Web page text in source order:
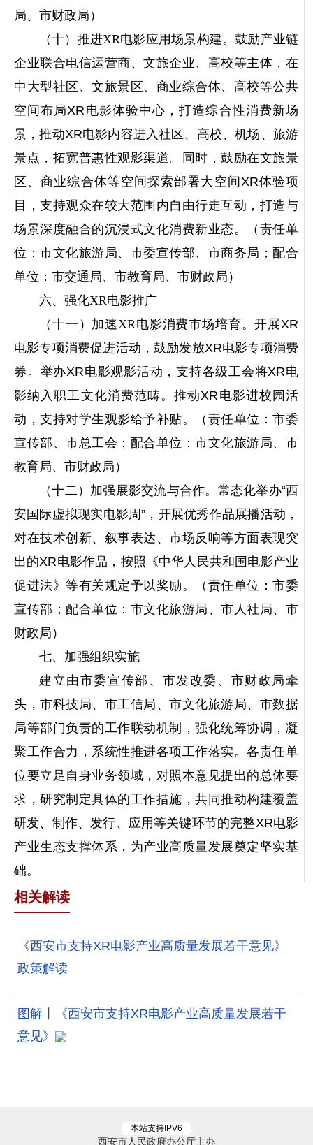
局、市财政局）
（十）推进XR电影应用场景构建。鼓励产业链
企业联合电信运营商、文旅企业、高校等主体，在
中大型社区、文旅景区、商业综合体、高校等公共
空间布局XR电影体验中心，打造综合性消费新场
景，推动XR电影内容进入社区、高校、机场、旅游
景点，拓宽普惠性观影渠道。同时，鼓励在文旅景
区、商业综合体等空间探索部署大空间XR体验项
目，支持观众在较大范围内自由行走互动，打造与
场景深度融合的沉浸式文化消费新业态。（责任单
位：市文化旅游局、市委宣传部、市商务局；配合
单位：市交通局、市教育局、市财政局）
六、强化XR电影推广
（十一）加速XR电影消费市场培育。开展XR
电影专项消费促进活动，鼓励发放XR电影专项消费
券。举办XR电影观影活动，支持各级工会将XR电
影纳入职工文化消费范畴。推动XR电影进校园活
动，支持对学生观影给予补贴。（责任单位：市委
宣传部、市总工会；配合单位：市文化旅游局、市
教育局、市财政局）
（十二）加强展影交流与合作。 常态化举办“西
安国际虚拟现实电影周”，开展优秀作品展播活动，
对在技术创新、叙事表达、市场反响等方面表现突
出的XR电影作品，按照《中华人民共和国电影产业
促进法》等有关规定予以奖励。（责任单位：市委
宣传部；配合单位：市文化旅游局、市人社局、市
财政局）
七、加强组织实施
建立由市委宣传部、市发改委、市财政局牵
头，市科技局、市工信局、市文化旅游局、市数据
局等部门负责的工作联动机制，强化统筹协调，凝
聚工作合力，系统性推进各项工作落实。各责任单
位要立足自身业务领域，对照本意见提出的总体要
求，研究制定具体的工作措施，共同推动构建覆盖
研发、制作、发行、应用等关键环节的完整XR电影
产业生态支撑体系，为产业高质量发展奠定坚实基
础。
相关解读
《西安市支持XR电影产业高质量发展若干意见》
政策解读
图解丨《西安市支持XR电影产业高质量发展若干
意见》
本站支持IPV6
西安市人民政府办公厅主办